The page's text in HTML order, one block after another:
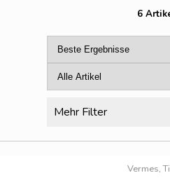
6
Mehr Filter
Vermes,